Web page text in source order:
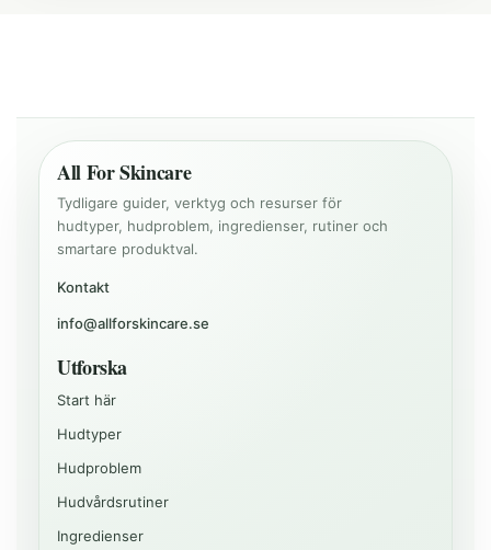
All For Skincare
Tydligare guider, verktyg och resurser för
hudtyper, hudproblem, ingredienser, rutiner och
smartare produktval.
Kontakt
info@allforskincare.se
Utforska
Start här
Hudtyper
Hudproblem
Hudvårdsrutiner
Ingredienser